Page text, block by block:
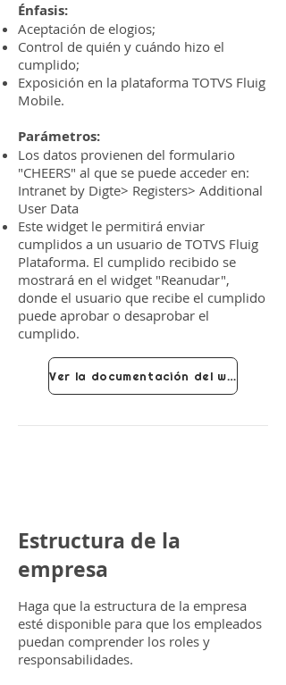
Énfasis:
Aceptación de elogios;
Control de quién y cuándo hizo el
cumplido;
Exposición en la plataforma TOTVS Fluig
Mobile.
Parámetros:
Los datos provienen del formulario
"CHEERS" al que se puede acceder en:
Intranet by Digte> Registers> Additional
User Data
Este widget le permitirá enviar
cumplidos a un usuario de TOTVS Fluig
Plataforma. El cumplido recibido se
mostrará en el widget "Reanudar",
donde el usuario que recibe el cumplido
puede aprobar o desaprobar el
cumplido.
Ver la documentación del widget
Estructura de la
empresa
Haga que la estructura de la empresa
esté disponible para que los empleados
puedan comprender los roles y
responsabilidades.